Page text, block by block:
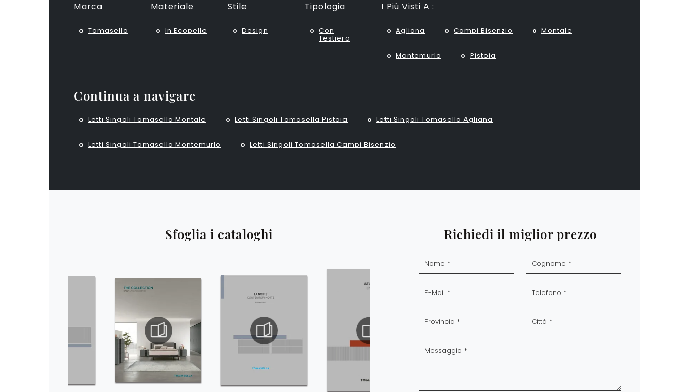
Marca
Tomasella
Materiale
In Ecopelle
Stile
Design
Tipologia
Con
Testiera
I Più Visti A :
Agliana Campi Bisenzio Montale
Montemurlo Pistoia
Continua a navigare
Letti Singoli Tomasella Montale Letti Singoli Tomasella Pistoia Letti Singoli Tomasella Agliana
Letti Singoli Tomasella Montemurlo Letti Singoli Tomasella Campi Bisenzio
Sfoglia i cataloghi Richiedi il miglior prezzo